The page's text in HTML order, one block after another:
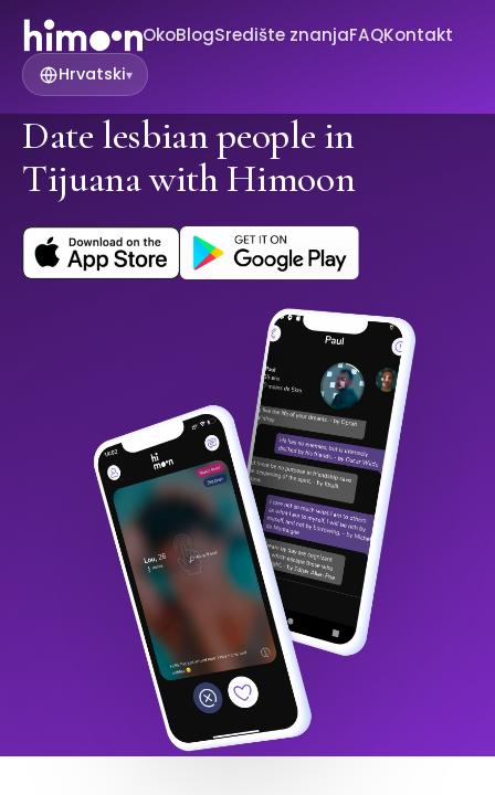
OkoBlogSredište znanjaFAQKontakt
Hrvatski▾
Date lesbian people in
Tijuana with Himoon